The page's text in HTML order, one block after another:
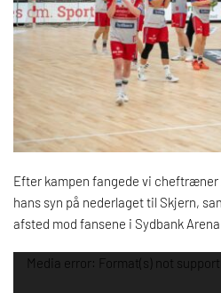
Efter kampen fangede vi cheftræner
hans syn på nederlaget til Skjern,
afsted mod fansene i Sydbank
Videoafspiller
Media error: Format(s) not